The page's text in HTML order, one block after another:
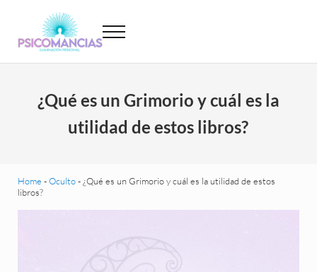
Psicomancias
Menu
¿Qué es un Grimorio y cuál es la
utilidad de estos libros?
Home -Oculto-¿Qué es un Grimorio y cuál es la utilidad de estos
libros?